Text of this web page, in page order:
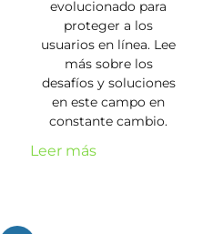
evolucionado para
proteger a los
usuarios en línea. Lee
más sobre los
desafíos y soluciones
en este campo en
constante cambio.
Leer más